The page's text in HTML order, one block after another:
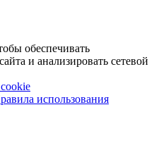
обеспечивать
и анализировать сетевой
использования